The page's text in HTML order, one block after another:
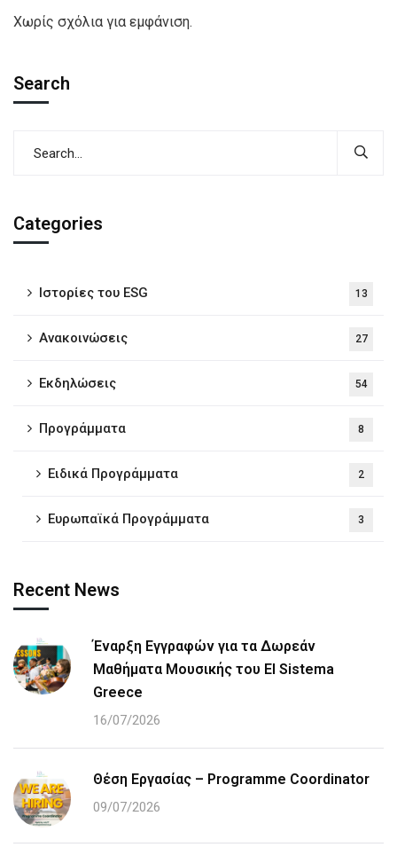
Χωρίς σχόλια για εμφάνιση.
Search
Categories
Iστορίες του ESG 13
Ανακοινώσεις 27
Εκδηλώσεις 54
Προγράμματα 8
Ειδικά Προγράμματα 2
Ευρωπαϊκά Προγράμματα 3
Recent News
Έναρξη Εγγραφών για τα Δωρεάν
Μαθήματα Μουσικής του El Sistema
Greece
16/07/2026
Θέση Εργασίας – Programme Coordinator
09/07/2026